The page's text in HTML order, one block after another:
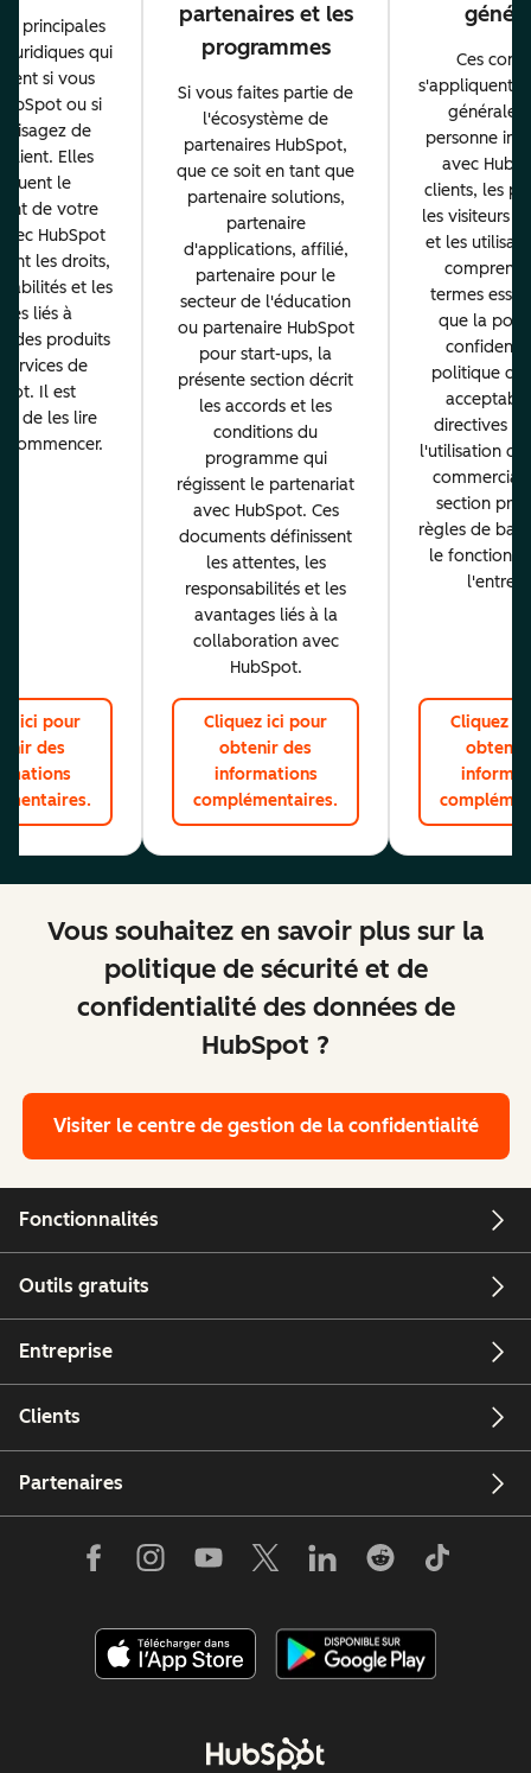
principales
juridiques qui
si vous
ou si
de
client. Elles
le
de votre
HubSpot
les droits,
et les
liés à
des produits
de
Il est
de les lire
commencer.
ici pour
des
partenaires et les
programmes
Si vous faites partie de
l'écosystème de
partenaires HubSpot,
que ce soit en tant que
partenaire solutions,
partenaire
d'applications, affilié,
partenaire pour le
secteur de l'éducation
ou partenaire HubSpot
pour start-ups, la
présente section décrit
les accords et les
conditions du
programme qui
régissent le partenariat
avec HubSpot. Ces
documents définissent
les attentes, les
responsabilités et les
avantages liés à la
collaboration avec
HubSpot.
Cliquez ici pour
obtenir des
informations
complémentaires.
Ces
s'appliquent
générale
personne
avec
clients, les
les visiteurs
et les
termes
que la
politique
directives
l'utilisation
section
règles de
le
Cliquez
obtenir
Vous souhaitez en savoir plus sur la
politique de sécurité et de
confidentialité des données de
HubSpot ?
Visiter le centre de gestion de la confidentialité
Fonctionnalités
Outils gratuits
Entreprise
Clients
Partenaires